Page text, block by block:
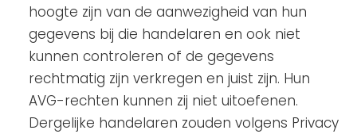
hoogte zijn van de aanwezigheid van hun
gegevens bij die handelaren en ook niet
kunnen controleren of de gegevens
rechtmatig zijn verkregen en juist zijn. Hun
AVG-rechten kunnen zij niet uitoefenen.
Dergelijke handelaren zouden volgens Privacy